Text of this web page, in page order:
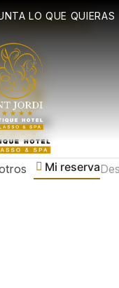
LO QUE QUIERAS
SUSCRIBIRME
Mi reserva